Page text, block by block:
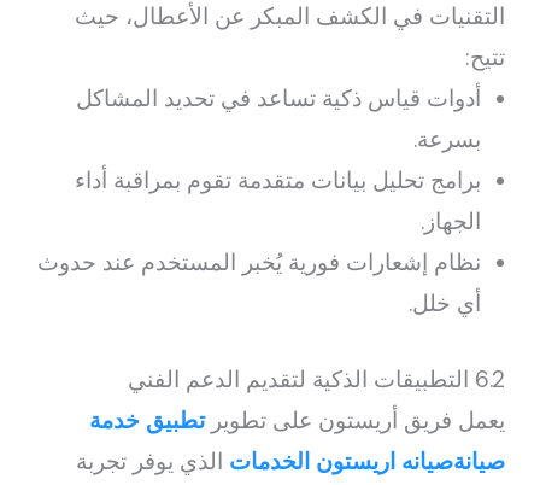
التقنيات في الكشف المبكر عن الأعطال، حيث
تتيح:
أدوات قياس ذكية تساعد في تحديد المشاكل
بسرعة.
برامج تحليل بيانات متقدمة تقوم بمراقبة أداء
الجهاز.
نظام إشعارات فورية يُخبر المستخدم عند حدوث
أي خلل.
6.2 التطبيقات الذكية لتقديم الدعم الفني
يعمل فريق أريستون على تطويرتطبيق خدمة
صيانةصيانه اريستون الخدمات الذي يوفر تجربة